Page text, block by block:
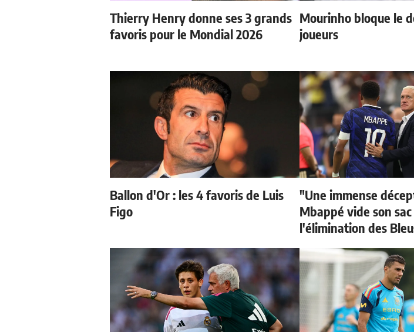
Thierry Henry donne ses 3 grands
favoris pour le Mondial 2026
Mourinho bloque le
joueurs
Ballon d'Or : les 4 favoris de Luis
Figo
"Une immense
Mbappé vide son
l'élimination des